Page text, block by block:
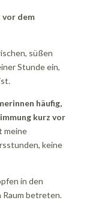
dem
süßen
Stunde ein,
häufig,
kurz vor
meine
keine
in den
Raum betreten.